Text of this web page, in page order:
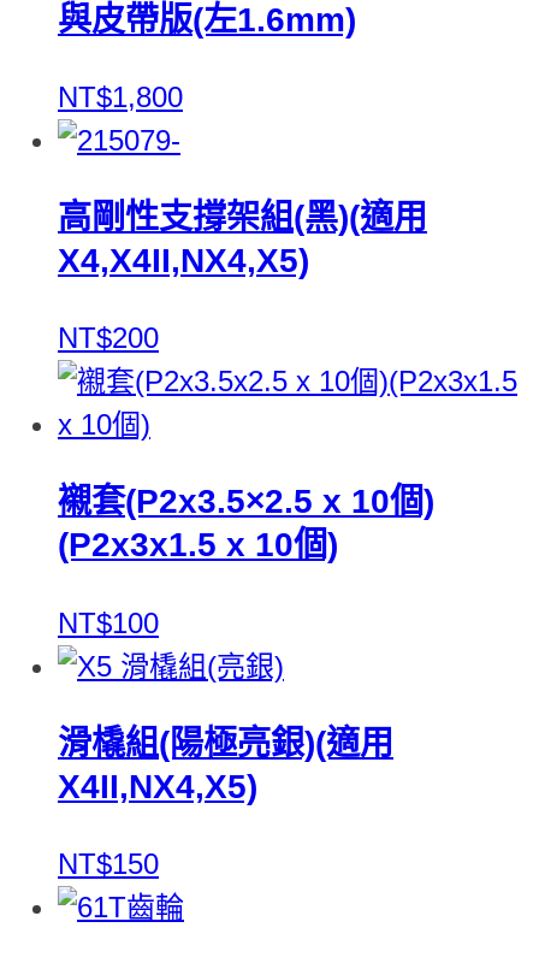
與皮帶版(左1.6mm)
NT$1,800
高剛性支撐架組(黑)(適用
X4,X4II,NX4,X5)
NT$200
襯套(P2x3.5×2.5 x 10個)
(P2x3x1.5 x 10個)
NT$100
滑橇組(陽極亮銀)(適用
X4II,NX4,X5)
NT$150